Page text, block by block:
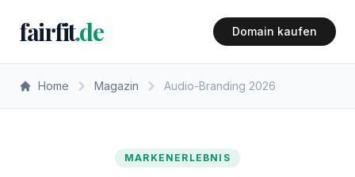
fairfit.de Domain kaufen
Home Magazin Audio-Branding 2026
MARKENERLEBNIS